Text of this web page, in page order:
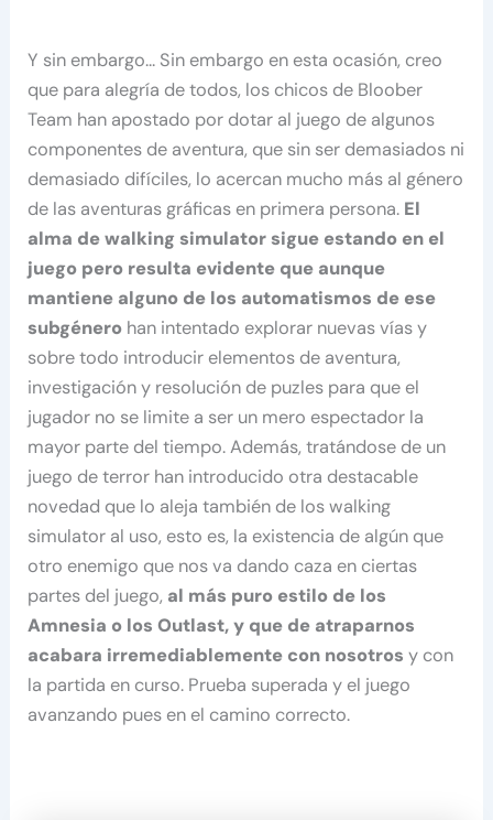
Y sin embargo… Sin embargo en esta ocasión, creo
que para alegría de todos, los chicos de Bloober
Team han apostado por dotar al juego de algunos
componentes de aventura, que sin ser demasiados ni
demasiado difíciles, lo acercan mucho más al género
de las aventuras gráficas en primera persona. El
alma de walking simulator sigue estando en el
juego pero resulta evidente que aunque
mantiene alguno de los automatismos de ese
subgénero han intentado explorar nuevas vías y
sobre todo introducir elementos de aventura,
investigación y resolución de puzles para que el
jugador no se limite a ser un mero espectador la
mayor parte del tiempo. Además, tratándose de un
juego de terror han introducido otra destacable
novedad que lo aleja también de los walking
simulator al uso, esto es, la existencia de algún que
otro enemigo que nos va dando caza en ciertas
partes del juego, al más puro estilo de los
Amnesia o los Outlast, y que de atraparnos
acabara irremediablemente con nosotrosy con
la partida en curso. Prueba superada y el juego
avanzando pues en el camino correcto.